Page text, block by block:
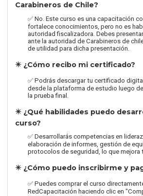
Carabineros de Chile?
✅ No. Este curso es una capacitación
fortalece conocimientos, pero no es
autoridad fiscalizadora. Debes
ante la autoridad de Carabineros de
de utilidad para dicha presentación.
✴️ ¿Cómo recibo mi certificado?
✅ Podrás descargar tu certificado
desde la plataforma de estudio luego
la prueba final.
✴️ ¿Qué habilidades puedo
curso?
✅ Desarrollarás competencias en
elaboración de informes, gestión de
protocolos de seguridad, lo que mejora
✴️ ¿Cómo puedo inscribirme y
✅ Puedes comprar el curso
RedCapacitación haciendo clic en